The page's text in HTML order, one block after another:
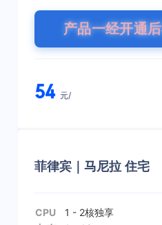
产品一经开通
54 元/
菲律宾｜马尼拉 住宅
CPU 1 - 2核独享